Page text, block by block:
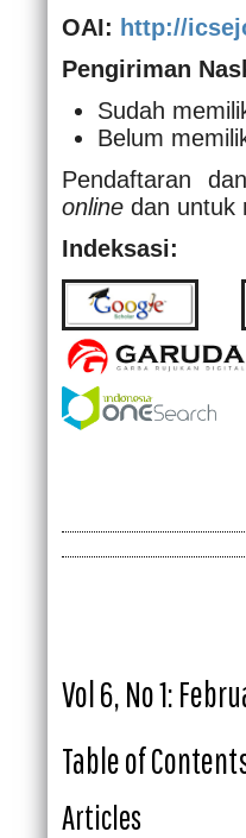
OAI: http://
Pengiriman
Sudah
Belum
Pendaftaran
online dan untuk
Indeksasi:
Vol 6, No 1:
Table of
Articles